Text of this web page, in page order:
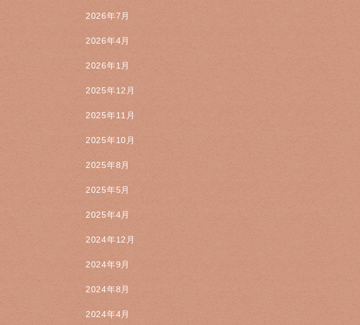
2026年7月
2026年4月
2026年1月
2025年12月
2025年11月
2025年10月
2025年8月
2025年5月
2025年4月
2024年12月
2024年9月
2024年8月
2024年4月